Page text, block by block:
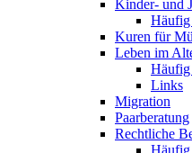
Kinder- und
Häufig
Kuren für
Leben im
Häufig
Links
Migration
Paarberatung
Rechtliche